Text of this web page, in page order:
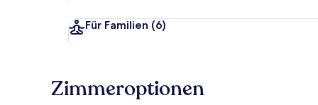
Für Familien (6)
Zimmeroptionen